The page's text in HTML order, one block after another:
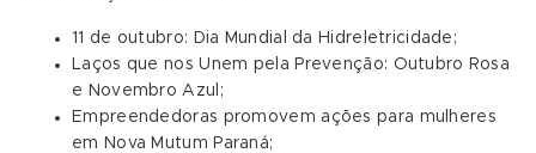
11 de outubro: Dia Mundial da Hidreletricidade;
Laços que nos Unem pela Prevenção: Outubro Rosa
e Novembro Azul;
Empreendedoras promovem ações para mulheres
em Nova Mutum Paraná;